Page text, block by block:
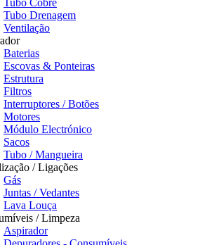
Tubo Cobre
Tubo Drenagem
Ventilação
Baterias
Escovas & Ponteiras
Estrutura
Filtros
Interruptores / Botões
Motores
Módulo Electrónico
Sacos
Tubo / Mangueira
/ Ligações
Gás
Juntas / Vedantes
Lava Louça
/ Limpeza
Aspirador